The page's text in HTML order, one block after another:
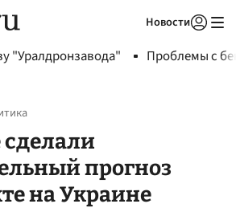
Новости
"Уралдронзавода" Проблемы с
прогноз
на Украине